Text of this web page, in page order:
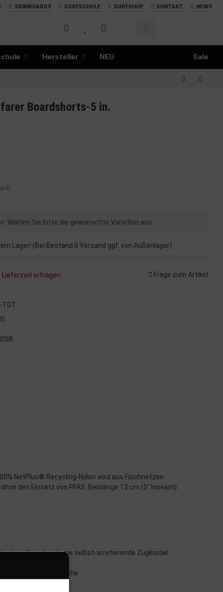
SKIMBOARDS SURFSCHULE SURFSHOP KONTAKT NEWS
Hersteller NEU Sale
Boardshorts-5 in.
Wählen Sie bitte die gewünschte Variation aus.
Lager! (Bei Bestand 0 Versand ggf. von Außenlager)
erfragen Frage zum Artikel
TDT
NetPlus® Recycling-Nylon wird aus Fischnetzen
den Einsatz von PFAS. Beinlänge 13 cm (5" Inseam).
Knopf und eine selbst-arretierende Zugkordel
greifenden Zuglasche